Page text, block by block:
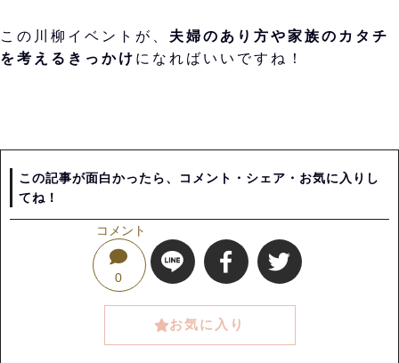
この川柳イベントが、 夫婦のあり方や家族のカタチ
を考えるきっかけ になればいいですね！
この記事が面白かったら、コメント・シェア・お気に入りし
てね！
コメント
0
お気に入り